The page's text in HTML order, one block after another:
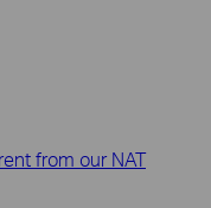
from our NAT